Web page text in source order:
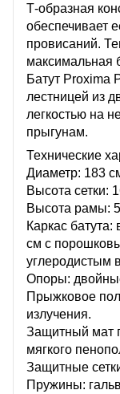
Т-образная
обеспечивает
провисаний.
максимальная
Батут Proxima
лестницей из
легкостью на
прыгунам.
Технические
Диаметр: 183
Высота сетки:
Высота рамы:
Каркас
см с
углеродистым
Опоры:
Прыжковое
излучения.
Защитный мат
мягкого
Защитные
Пружины: